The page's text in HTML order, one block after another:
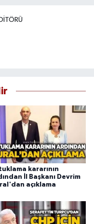
kararının
İl Başkanı Devrim
açıklama